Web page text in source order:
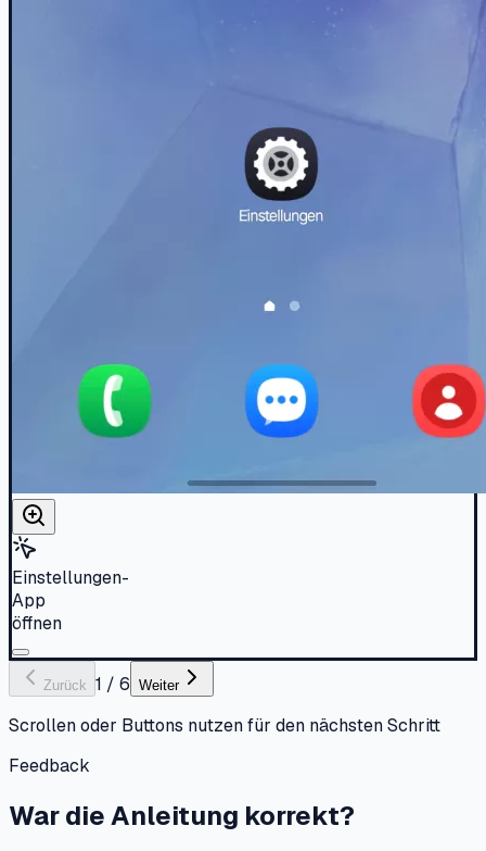
Einstellungen-
App
öffnen
Zurück 1 / 6 Weiter
Scrollen oder Buttons nutzen für den nächsten Schritt
Feedback
War die Anleitung korrekt?